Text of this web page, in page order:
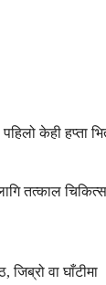
पहिलो केही
तत्काल
वा घाँटीमा